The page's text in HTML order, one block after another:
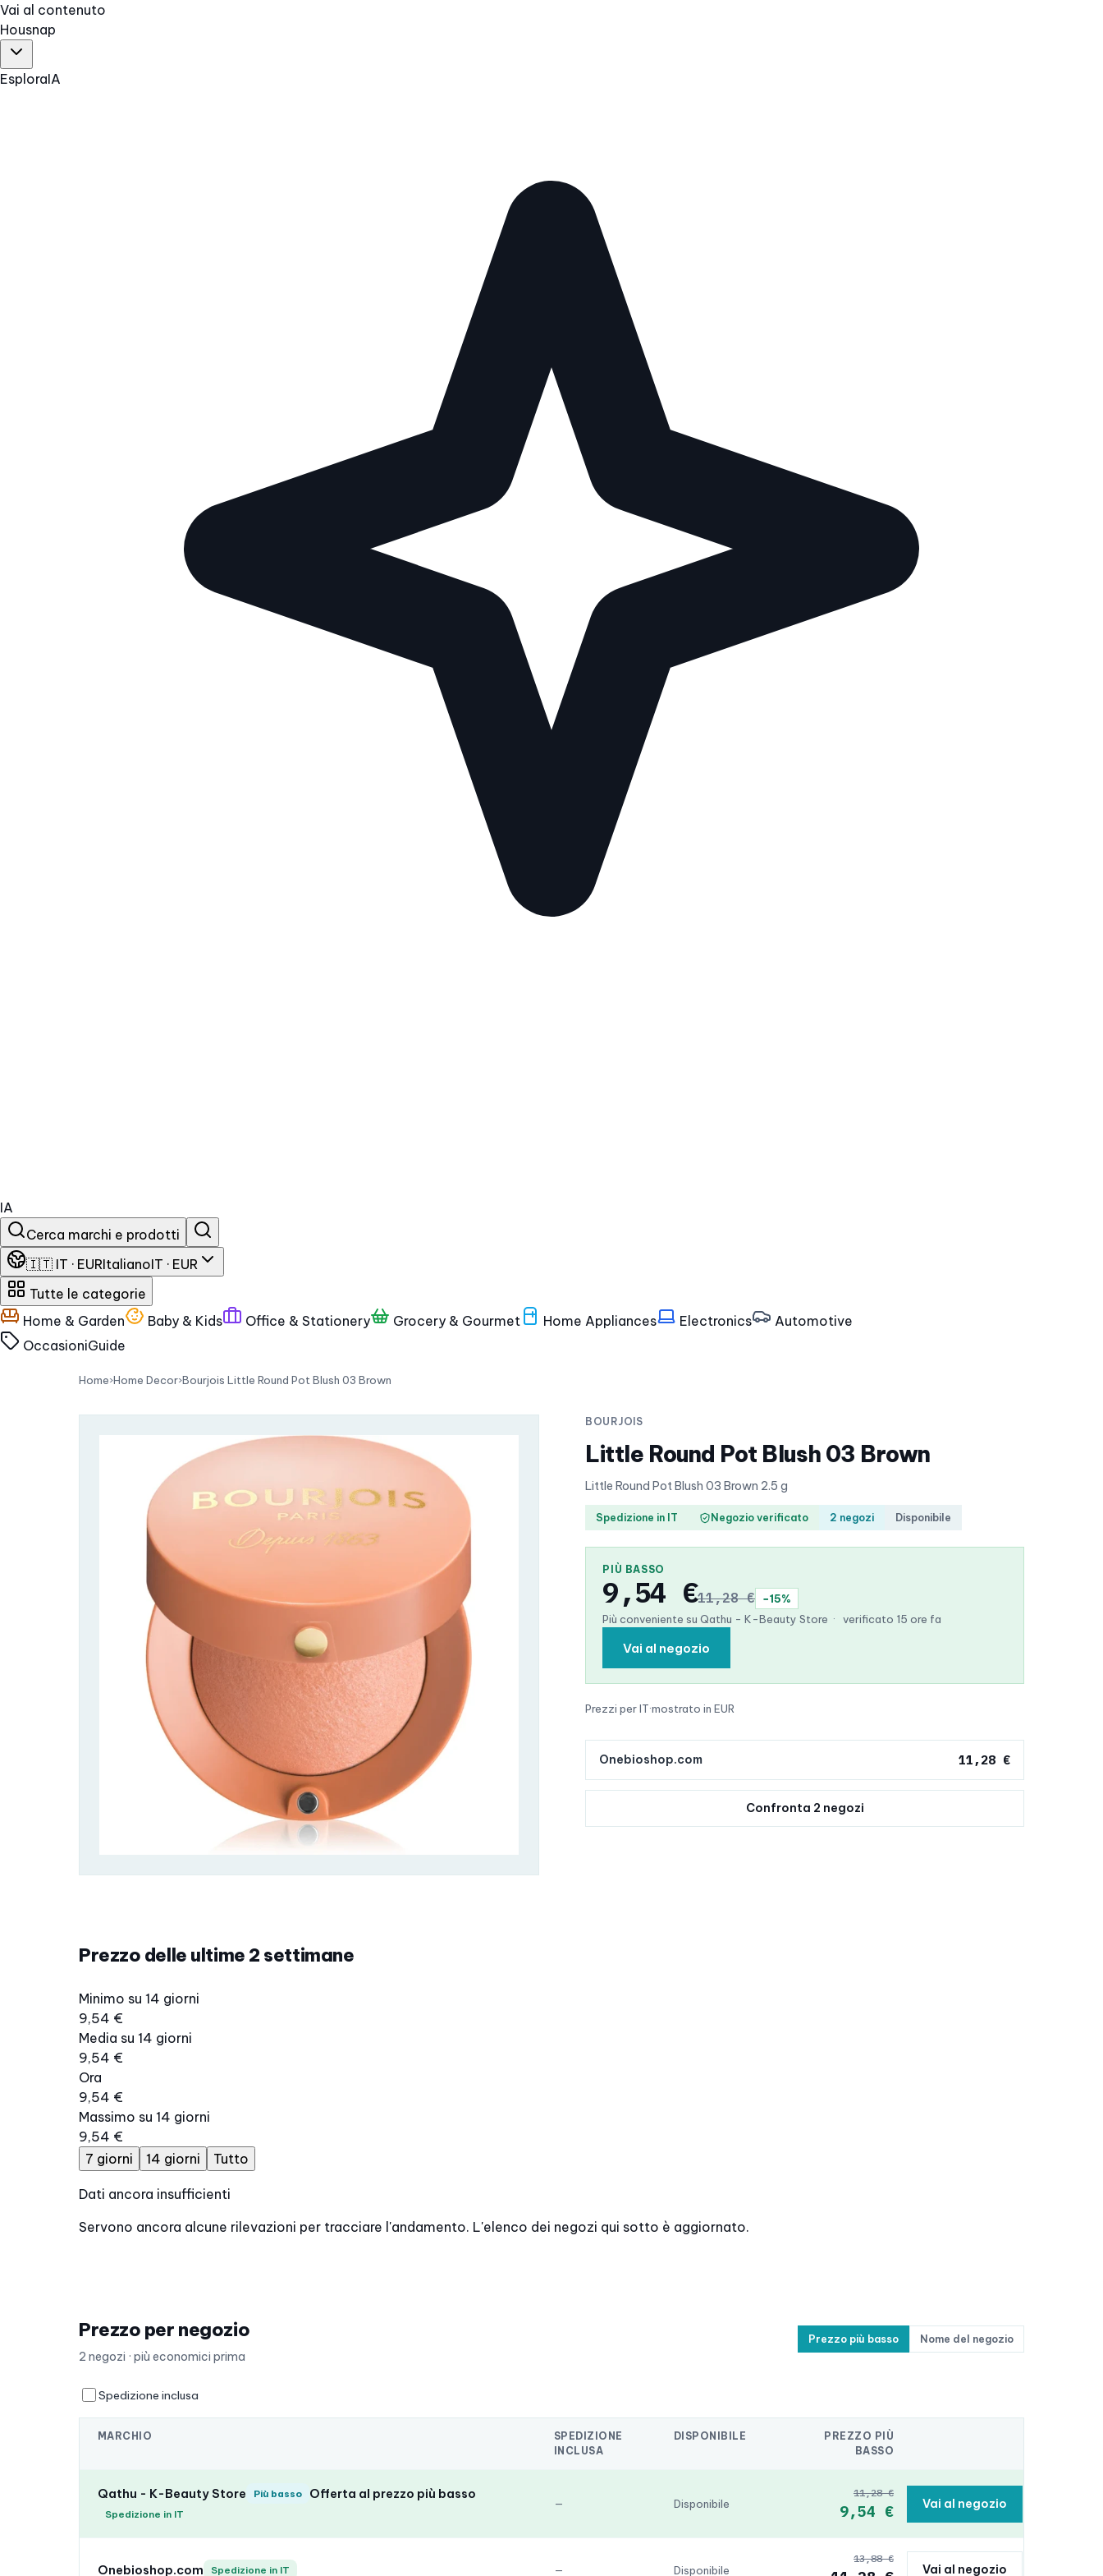
Vai al contenuto
Housnap
EsploraIA
IA
Cerca marchi e prodotti
🇮🇹 IT · EURItalianoIT · EUR
Tutte le categorie
Home & Garden
Baby & Kids Office & Stationery Grocery & Gourmet Home Appliances Electronics
Automotive
OccasioniGuide
Home›Home Decor›Bourjois Little Round Pot Blush 03 Brown
BOURJOIS
Little Round Pot Blush 03 Brown
Little Round Pot Blush 03 Brown 2.5 g
Spedizione in IT Negozio verificato 2 negozi Disponibile
PIÙ BASSO
9,54 €11,28 €
−15%
Più conveniente su Qathu - K-Beauty Store · verificato 15 ore fa
Vai al negozio
Prezzi per IT·mostrato in EUR
Onebioshop.com 11,28 €
Confronta 2 negozi
Prezzo delle ultime 2 settimane
Minimo su 14 giorni
9,54 €
Media su 14 giorni
9,54 €
Ora
9,54 €
Massimo su 14 giorni
9,54 €
7 giorni
14 giorni Tutto
Dati ancora insufficienti
Servono ancora alcune rilevazioni per tracciare l'andamento. L'elenco dei negozi qui sotto è aggiornato.
Prezzo per negozio
2 negozi · più economici prima
Prezzo più basso Nome del negozio
Spedizione inclusa
MARCHIO
SPEDIZIONE
INCLUSA
DISPONIBILE
PREZZO PIÙ
BASSO
Qathu - K-Beauty Store Più basso Offerta al prezzo più basso
Spedizione in IT
— Disponibile
11,28 €
9,54 € Vai al negozio
Onebioshop.com Spedizione in IT — Disponibile
13,88 €
Vai al negozio